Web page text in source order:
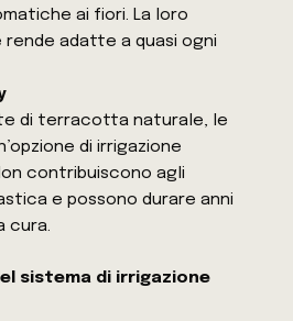
ai fiori. La loro
adatte a quasi ogni
di terracotta naturale, le
di irrigazione
contribuiscono agli
e possono durare anni
cura.
sistema di irrigazione